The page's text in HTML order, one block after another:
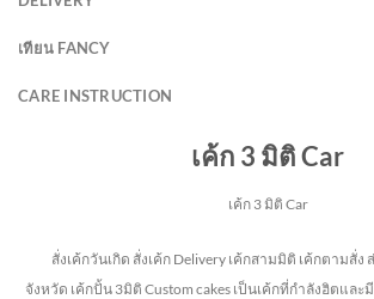
เทียน FANCY
CARE INSTRUCTION
เค้ก 3 มิติ Car
เค้ก 3 มิติ Car
สั่งเค้กวันเกิด สั่งเค้ก Delivery เค้กสามมิติ เค้กตามสั่ง
จังหวัด เค้กปั้น 3มิติ Custom cakes เป็นเค้กที่กำลังฮิตแล